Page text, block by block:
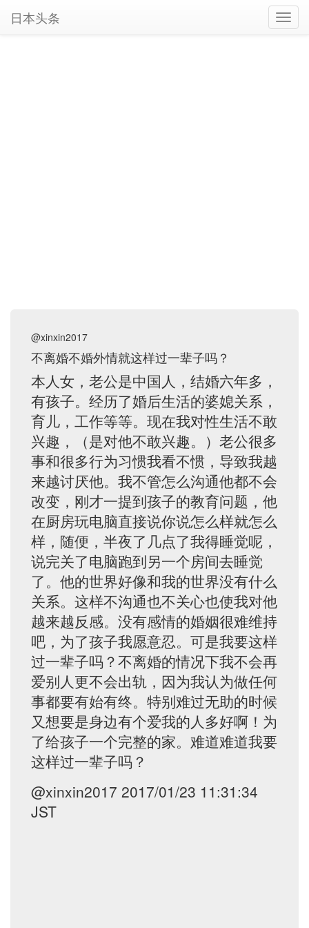
日本头条
@xinxin2017
不离婚不婚外情就这样过一辈子吗？
本人女，老公是中国人，结婚六年多，
有孩子。经历了婚后生活的婆媳关系，
育儿，工作等等。现在我对性生活不敢
兴趣，（是对他不敢兴趣。）老公很多
事和很多行为习惯我看不惯，导致我越
来越讨厌他。我不管怎么沟通他都不会
改变，刚才一提到孩子的教育问题，他
在厨房玩电脑直接说你说怎么样就怎么
样，随便，半夜了几点了我得睡觉呢，
说完关了电脑跑到另一个房间去睡觉
了。他的世界好像和我的世界没有什么
关系。这样不沟通也不关心也使我对他
越来越反感。没有感情的婚姻很难维持
吧，为了孩子我愿意忍。可是我要这样
过一辈子吗？不离婚的情况下我不会再
爱别人更不会出轨，因为我认为做任何
事都要有始有终。特别难过无助的时候
又想要是身边有个爱我的人多好啊！为
了给孩子一个完整的家。难道难道我要
这样过一辈子吗？
@xinxin2017 2017/01/23 11:31:34
JST